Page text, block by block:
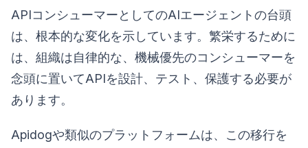
APIコンシューマーとしてのAIエージェントの台頭
は、根本的な変化を示しています。繁栄するために
は、組織は自律的な、機械優先のコンシューマーを
念頭に置いてAPIを設計、テスト、保護する必要が
あります。
Apidogや類似のプラットフォームは、この移行を